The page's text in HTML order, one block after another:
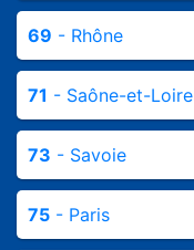
69 - Rhône
71 - Saône-et-Loire
73 - Savoie
75 - Paris